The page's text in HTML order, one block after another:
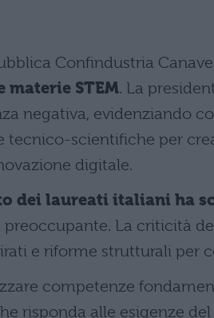
Confindustria
materie STEM. La
negativa, evidenziando
tecnico-scientifiche per
digitale.
dei laureati italiani ha
La criticità
e riforme strutturali per
competenze
risponda alle esigenze